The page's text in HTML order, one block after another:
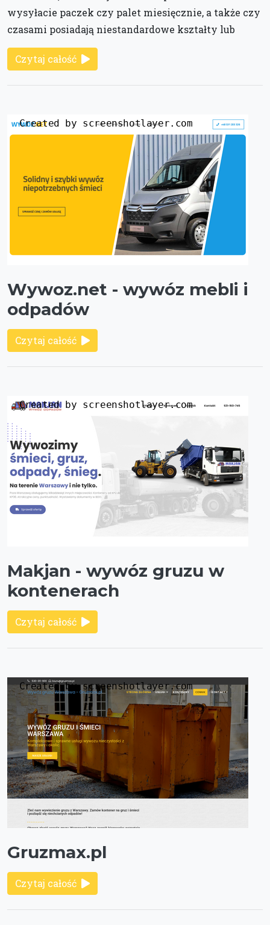
wysyłacie paczek czy palet miesięcznie, a także czy
czasami posiadają niestandardowe kształty lub
Czytaj całość
Wywoz.net - wywóz mebli i
odpadów
Czytaj całość
Makjan - wywóz gruzu w
kontenerach
Czytaj całość
Gruzmax.pl
Czytaj całość